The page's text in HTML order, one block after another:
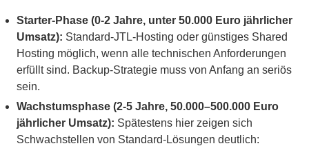
Starter-Phase (0-2 Jahre, unter 50.000 Euro jährlicher
Umsatz): Standard-JTL-Hosting oder günstiges Shared
Hosting möglich, wenn alle technischen Anforderungen
erfüllt sind. Backup-Strategie muss von Anfang an seriös
sein.
Wachstumsphase (2-5 Jahre, 50.000–500.000 Euro
jährlicher Umsatz): Spätestens hier zeigen sich
Schwachstellen von Standard-Lösungen deutlich: